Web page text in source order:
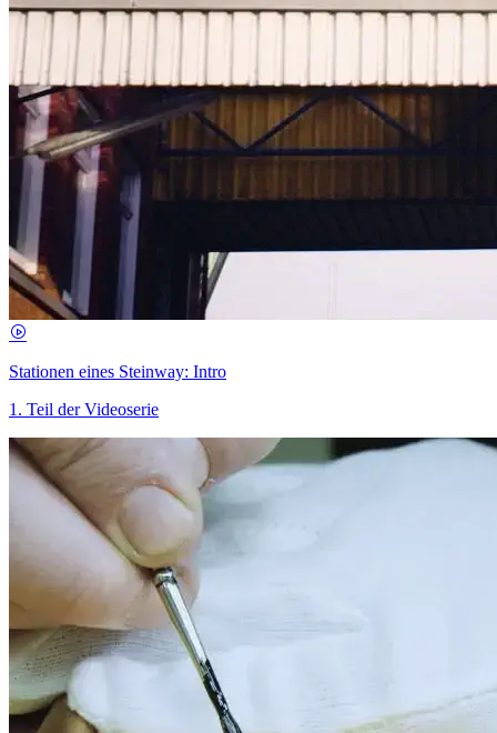
Stationen eines Steinway: Intro
1. Teil der Videoserie